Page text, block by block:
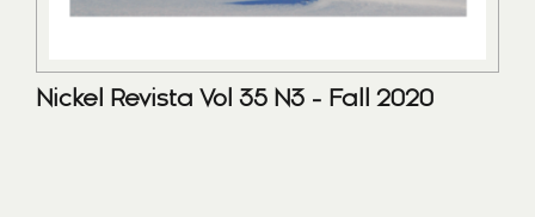
Nickel Revista Vol 35 N3 - Fall 2020